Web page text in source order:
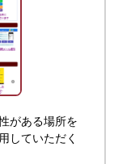
がある場所を
していただく